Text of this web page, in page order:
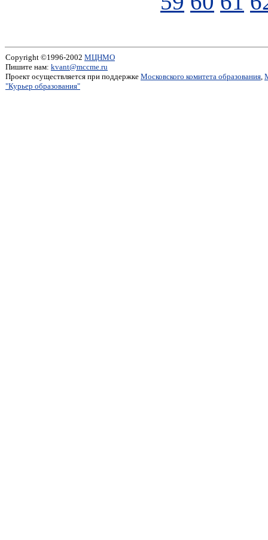
Copyright ©1996-2002 МЦНМО
Пишите нам: kvant@mccme.ru
Проект осуществляется при поддержке Московского комитета образования,
"Курьер образования"